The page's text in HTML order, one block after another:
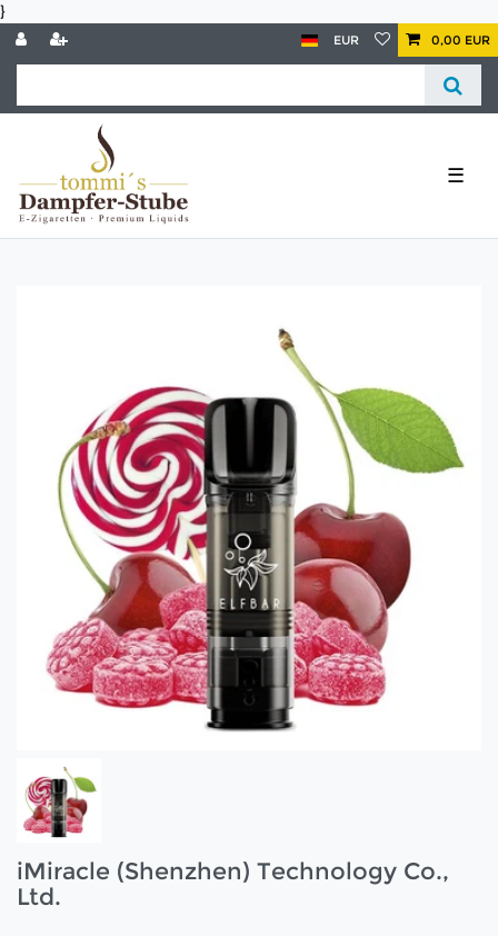
}
EUR 0,00 EUR
☰
iMiracle (Shenzhen) Technology Co.,
Ltd.